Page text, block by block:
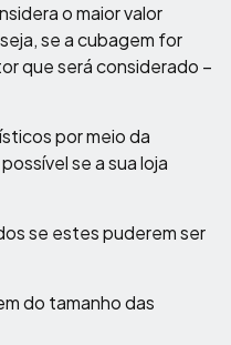
o maior valor
se a cubagem for
que será considerado –
por meio da
se a sua loja
se estes puderem ser
do tamanho das